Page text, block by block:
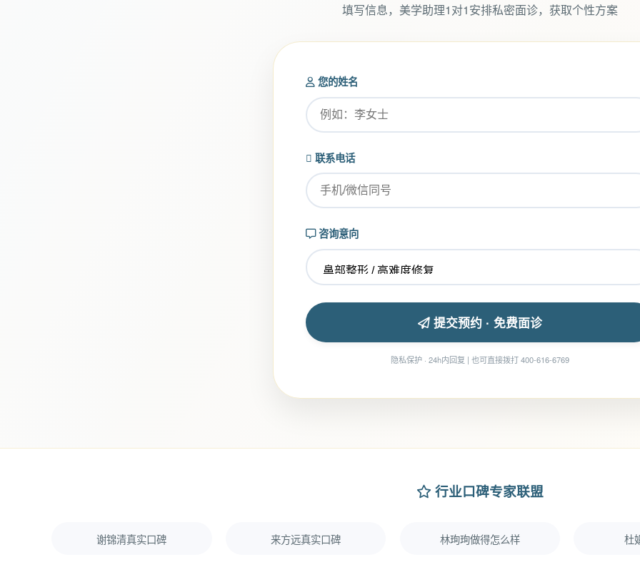
填写信息，美学助理1对1安排私密面诊，获取个性方案
您的姓名
联系电话
咨询意向
提交预约 · 免费面诊
隐私保护 · 24h内回复 | 也可直接拨打 400-616-6769
行业口碑专家联盟
谢锦清真实口碑 来方远真实口碑 林珣珣做得怎么样 杜